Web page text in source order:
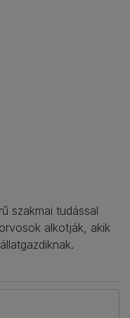
szakmai tudással
alkotják, akik